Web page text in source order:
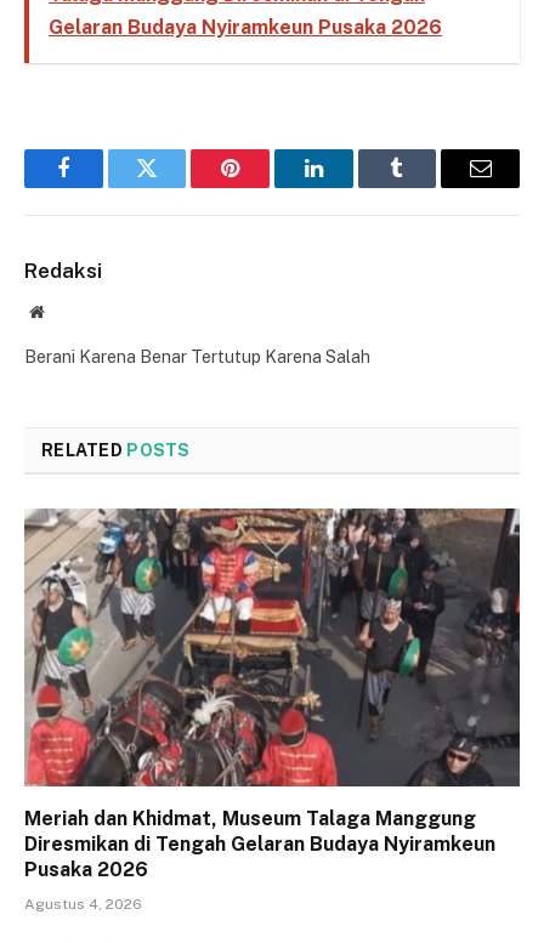
Gelaran Budaya Nyiramkeun Pusaka 2026
FacebookTwitter Pinterest LinkedInTumblr Email
Redaksi
Website
Berani Karena Benar Tertutup Karena Salah
RELATED POSTS
Meriah dan Khidmat, Museum Talaga Manggung
Diresmikan di Tengah Gelaran Budaya Nyiramkeun
Pusaka 2026
Agustus 4, 2026